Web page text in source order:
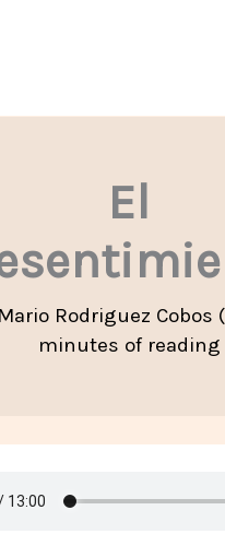
El
Mario Rodriguez Cobos
minutes of reading